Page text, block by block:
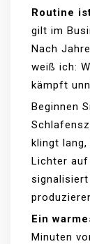
Routine
gilt im
Nach
weiß ich:
kämpft
Beginnen
klingt
Lichter auf
Ein
Minuten